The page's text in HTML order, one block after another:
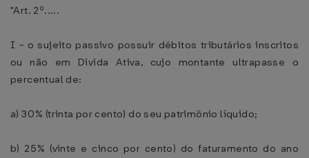
"Art. 2º.....
I - o sujeito passivo possuir débitos tributários inscritos
ou não em Dívida Ativa, cujo montante ultrapasse o
percentual de:
a) 30% (trinta por cento) do seu patrimônio líquido;
b) 25% (vinte e cinco por cento) do faturamento do ano